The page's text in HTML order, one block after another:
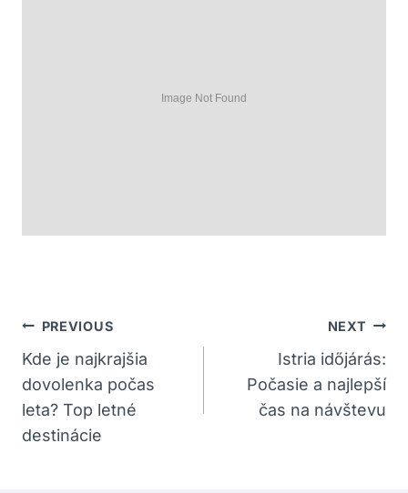
Navigácia
V
Článku
PREVIOUS
Kde je najkrajšia
dovolenka počas
leta? Top letné
destinácie
NEXT
Istria időjárás:
Počasie a najlepší
čas na návštevu